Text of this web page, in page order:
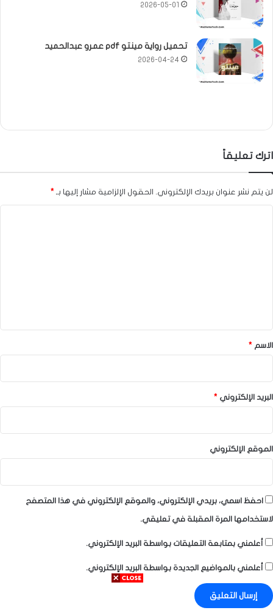
2026-05-01
تحميل رواية مينتو pdf عمرو عبدالحميد
2026-04-24
اترك تعليقاً
لن يتم نشر عنوان بريدك الإلكتروني. الحقول الإلزامية مشار إليها بـ *
*
الاسم *
البريد الإلكتروني *
الموقع الإلكتروني
احفظ اسمي، بريدي الإلكتروني، والموقع الإلكتروني في هذا المتصفح
لاستخدامها المرة المقبلة في تعليقي.
أعلمني بمتابعة التعليقات بواسطة البريد الإلكتروني.
أعلمني بالمواضيع الجديدة بواسطة البريد الإلكتروني.